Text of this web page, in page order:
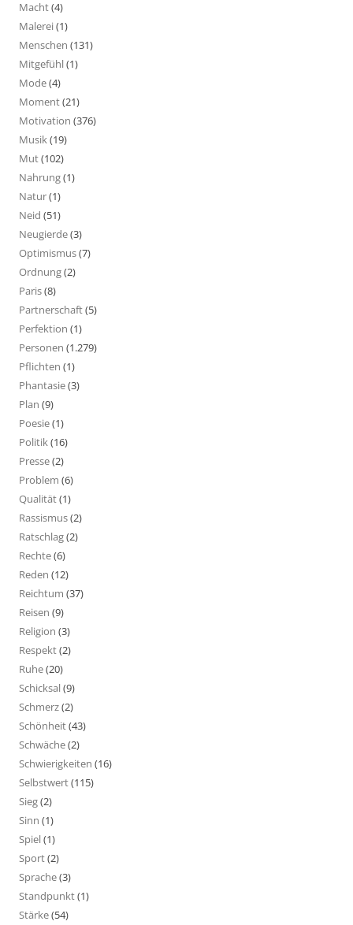
Macht(4)
Malerei(1)
Menschen (131)
Mitgefühl(1)
Mode(4)
Moment(21)
Motivation (376)
Musik(19)
Mut(102)
Nahrung(1)
Natur(1)
Neid (51)
Neugierde(3)
Optimismus(7)
Ordnung(2)
Paris(8)
Partnerschaft(5)
Perfektion (1)
Personen (1.279)
Pflichten (1)
Phantasie(3)
Plan (9)
Poesie(1)
Politik(16)
Presse(2)
Problem (6)
Qualität(1)
Rassismus(2)
Ratschlag(2)
Rechte(6)
Reden (12)
Reichtum (37)
Reisen (9)
Religion (3)
Respekt(2)
Ruhe(20)
Schicksal(9)
Schmerz(2)
Schönheit(43)
Schwäche(2)
Schwierigkeiten (16)
Selbstwert(115)
Sieg(2)
Sinn (1)
Spiel(1)
Sport(2)
Sprache(3)
Standpunkt(1)
Stärke(54)